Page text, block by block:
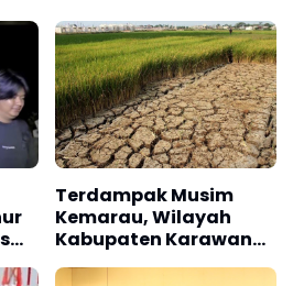
Terdampak Musim
Kemarau, Wilayah
Kabupaten Karawang
Kekeringan Makin